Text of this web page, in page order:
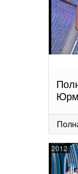
2012